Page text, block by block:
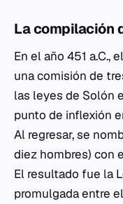
La compilación
En el año 451 a.C.,
una comisión de
las leyes de Solón
punto de inflexión
Al regresar, se
diez hombres) con
El resultado fue la
promulgada entre